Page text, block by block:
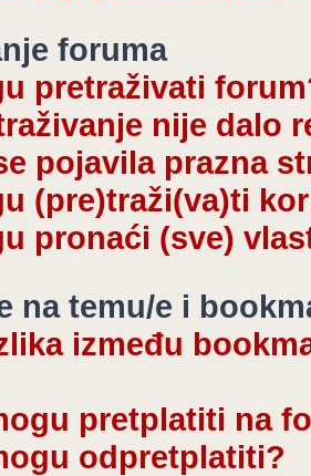
foruma
pretraživati
nije dalo
pojavila prazna
(pre)traži(va)ti
pronaći (sve)
na temu/e i
između
pretplatiti na
odpretplatiti?